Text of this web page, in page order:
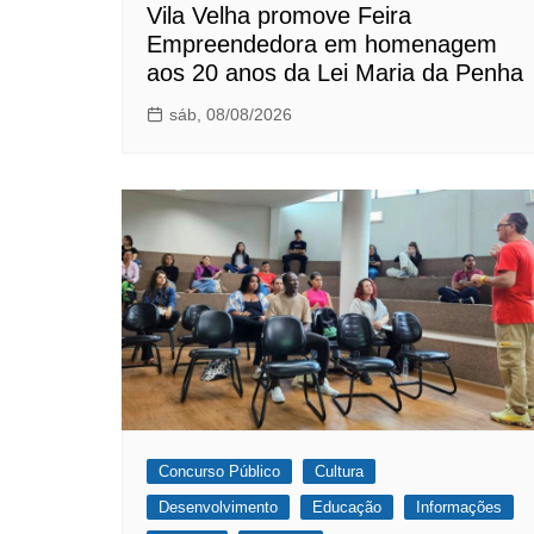
Vila Velha promove Feira
Empreendedora em homenagem
aos 20 anos da Lei Maria da Penha
sáb, 08/08/2026
Concurso Público
Cultura
Desenvolvimento
Educação Informações